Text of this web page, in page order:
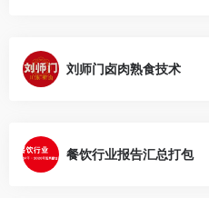
刘师门卤肉熟食技术
餐饮行业报告汇总打包